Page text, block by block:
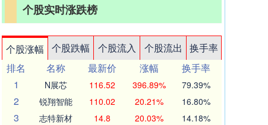
个股实时涨跌榜
个股涨幅 个股跌幅 个股流入 个股流出
换手率
排名
名称 最新价 涨幅
换手率
1
N展芯 116.52 396.89% 79.39%
2 锐翔智能 110.02 20.21% 16.80%
3 志特新材 14.8 20.03% 14.18%